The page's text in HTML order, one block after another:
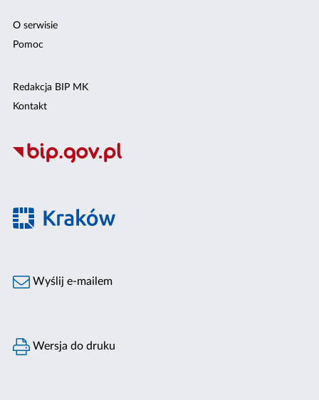
O serwisie
Pomoc
Redakcja BIP MK
Kontakt
Wyślij e-mailem
Wersja do druku